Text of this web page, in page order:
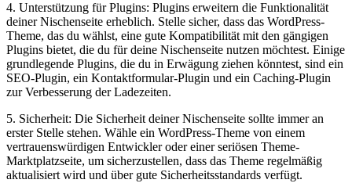
4. ⁣Unterstützung für Plugins: Plugins erweitern die Funktionalität
deiner Nischenseite⁣ erheblich.⁤ Stelle sicher, dass das ⁣WordPress-
Theme, das du wählst, ⁢eine gute Kompatibilität mit den gängigen
Plugins‍ bietet, die ⁢du für deine Nischenseite nutzen möchtest. Einige
grundlegende Plugins, die du in‌ Erwägung ziehen könntest, sind ein
SEO-Plugin, ein Kontaktformular-Plugin⁣ und ein Caching-Plugin
‌zur Verbesserung der Ladezeiten.
5. Sicherheit: Die ‍Sicherheit deiner Nischenseite sollte‌ immer ‌an
‍erster ‌Stelle stehen.⁢ Wähle​ ein WordPress-Theme von einem
vertrauenswürdigen Entwickler oder einer seriösen Theme-
Marktplatzseite, um sicherzustellen,⁢ dass das Theme ⁤regelmäßig
⁣aktualisiert wird und über gute Sicherheitsstandards verfügt.